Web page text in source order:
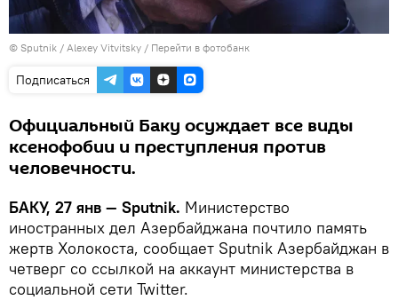
© Sputnik / Alexey Vitvitsky / Перейти в фотобанк
Подписаться
Официальный Баку осуждает все виды
ксенофобии и преступления против
человечности.
БАКУ, 27 янв — Sputnik. Министерство
иностранных дел Азербайджана почтило память
жертв Холокоста, сообщает Sputnik Азербайджан в
четверг со ссылкой на аккаунт министерства в
социальной сети Twitter.